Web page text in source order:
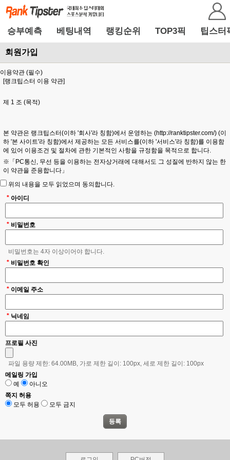
승부예측 베팅내역 랭킹순위 TOP3픽 팁스터
회원가입
이용약관 (필수)
[랭크팁스터 이용 약관]
제 1 조 (목적)
본 약관은 랭크팁스터(이하 '회사'라 칭함)에서 운영하는 (http://ranktipster.com/) (이
하 '본 사이트'라 칭함)에서 제공하는 모든 서비스를(이하 '서비스'라 칭함)를 이용함
에 있어 이용조건 및 절차에 관한 기본적인 사항을 규정함을 목적으로 합니다.
※「PC통신, 무선 등을 이용하는 전자상거래에 대해서도 그 성질에 반하지 않는 한
이 약관을 준용합니다」
1. 본 약관에서 사용하는 용어의 정의는 다음과 같습니다.
② 회원 : 본 사이트와 서비스 이용에 관한 계약을 체결하고 이용자 아이디를 부여받
은 자
④ 서비스 : 회사가 회원에게 온라인으로 제공하는 콘텐츠 및 이에 부수한 제반 서비
스
로서 회원이 대금을 지급하고 구입하는 것
⑦ 아이디 : 회원 식별 및 서비스 이용을 위하여 회원의 신청에 따라 회사가 회원별
⑧ 비밀번호 : 아이디로 식별되는 회원의 본인 여부를 검증하기 위하여 회원이 설정
하여 회사에 등록한 고유의 문자와 숫자의 조합
⑨ 결제 : 회사가 정한 결제수단 중 회원이 선택한 결제수단으로 유료 서비스를 이용
하기 위해 현금을 지불하는 행위
⑩ 캐쉬 : 본 사이트에서 판매하는 유료서비스의 구매를 위하여 회사가 정한 결제 수
단을 이용하여 구매할 수 있는 사이버머니
⑪ 포인트 : 본 사이트에서 가상배당조합기 이용을 위하여 무상 지급되거나 캐쉬로
영상 또는 이들의 조합으로 이루어진 모든 정보
위의 내용을 모두 읽었으며 동의합니다.
아이디
*
비밀번호
*
비밀번호는 4자 이상이어야 합니다.
비밀번호 확인
*
* 이메일 주소
* 닉네임
프로필 사진
파일 용량 제한: 64.00MB, 가로 제한 길이: 100px, 세로 제한 길이: 100px
메일링 가입
예
아니오
쪽지 허용
모두 허용
모두 금지